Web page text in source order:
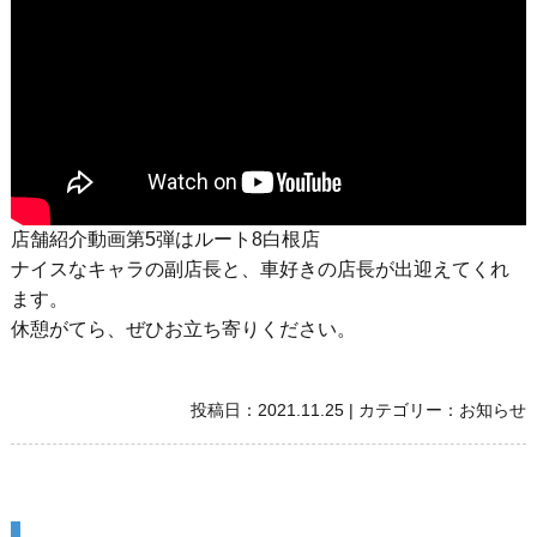
店舗紹介動画第5弾はルート8白根店
ナイスなキャラの副店長と、車好きの店長が出迎えてくれ
ます。
休憩がてら、ぜひお立ち寄りください。
投稿日： 2021.11.25 | カテゴリー： お知らせ